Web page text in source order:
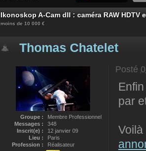
Ikonoskop A-Cam dII : caméra RAW
moins de 10 000 €
Thomas Chatelet
Groupe :
Membre Professionnel
Messages :
348
Inscrit(e) :
12 janvier 09
Lieu :
Paris
Profession :
Réalisateur
Posté
par